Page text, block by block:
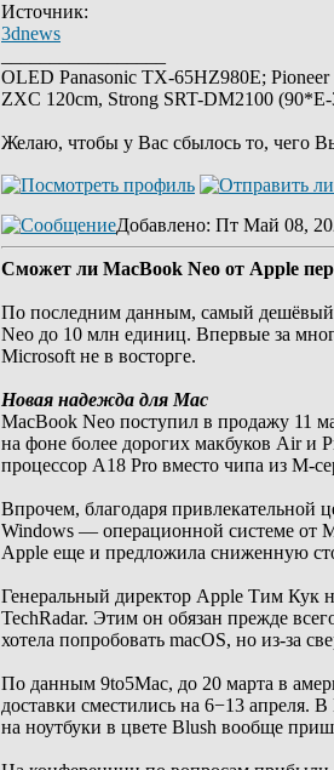
Источник:
3dnews
OLED Panasonic TX-65HZ980E;
ZXC 120cm, Strong SRT-DM2100
Желаю, чтобы у Вас сбылось то, чего
Добавлено: Пт Май 08,
Сможет ли MacBook Neo от Apple
По последним данным, самый дешёвый
Neo до 10 млн единиц. Впервые за
Microsoft не в восторге.
Новая надежда для Mac
MacBook Neo поступил в продажу 11
на фоне более дорогих макбуков Air и
процессор A18 Pro вместо чипа из M-
Впрочем, благодаря привлекательной
Windows — операционной системе от
Apple еще и предложила сниженную
Генеральный директор Apple Тим Кук
TechRadar. Этим он обязан прежде
хотела попробовать macOS, но из-за
По данным 9to5Mac, до 20 марта в
доставки сместились на 6−13 апреля.
на ноутбуки в цвете Blush вообще